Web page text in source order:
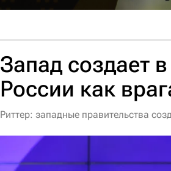
Запад создает
России как
Риттер: западные правительства